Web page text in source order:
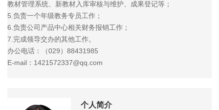
教材管理系统、新教材入库审核与维护、成果登记等；
5.负责一个年级教务专员工作；
6.负责公司产品中心相关财务报销工作；
7.完成领导交办的其他工作。
办公电话：（029）88431985
E-mail：1421572337@qq.com
个人简介